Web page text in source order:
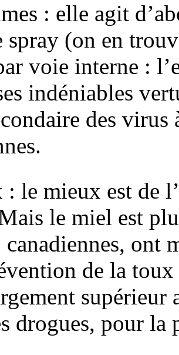
: elle agit
spray (on en
voie interne :
indéniables
des
le mieux est de
le miel est
canadiennes, ont
de la
supérieur
drogues, pour la